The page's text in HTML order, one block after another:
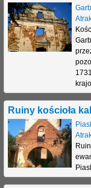
Ruiny kościoła